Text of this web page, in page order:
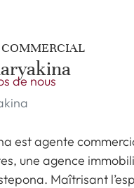
de nous
est agente
une agence
Maîtrisant